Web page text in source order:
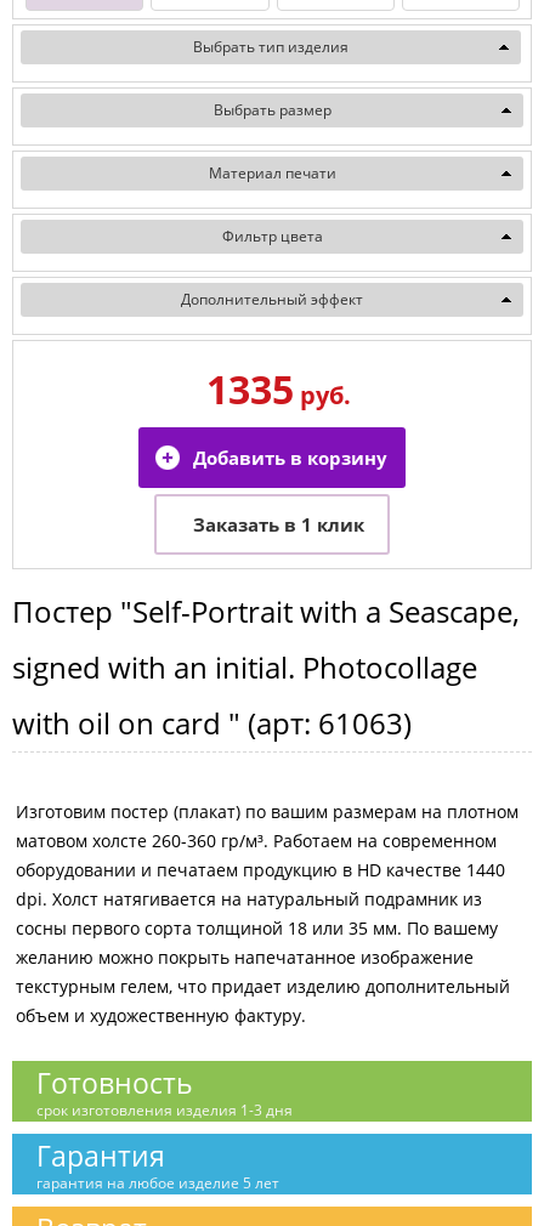
Выбрать тип изделия
Выбрать размер
Материал печати
Фильтр цвета
Дополнительный эффект
1335 руб.
Постер "Self-Portrait with a Seascape,
signed with an initial. Photocollage
with oil on card " (арт: 61063)
Изготовим постер (плакат) по вашим размерам на плотном
матовом холсте 260-360 гр/м³. Работаем на современном
оборудовании и печатаем продукцию в HD качестве 1440
dpi. Холст натягивается на натуральный подрамник из
сосны первого сорта толщиной 18 или 35 мм. По вашему
желанию можно покрыть напечатанное изображение
текстурным гелем, что придает изделию дополнительный
объем и художественную фактуру.
Готовность
срок изготовления изделия 1-3 дня
Гарантия
гарантия на любое изделие 5 лет